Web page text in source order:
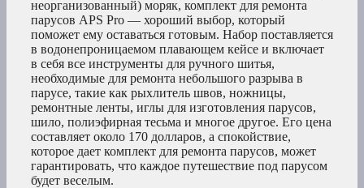
неорганизованный) моряк, комплект для ремонта
парусов APS Pro — хороший выбор, который
поможет ему оставаться готовым. Набор поставляется
в водонепроницаемом плавающем кейсе и включает
в себя все инструменты для ручного шитья,
необходимые для ремонта небольшого разрыва в
парусе, такие как рыхлитель швов, ножницы,
ремонтные ленты, иглы для изготовления парусов,
шило, полиэфирная тесьма и многое другое. Его цена
составляет около 170 долларов, а спокойствие,
которое дает комплект для ремонта парусов, может
гарантировать, что каждое путешествие под парусом
будет веселым.